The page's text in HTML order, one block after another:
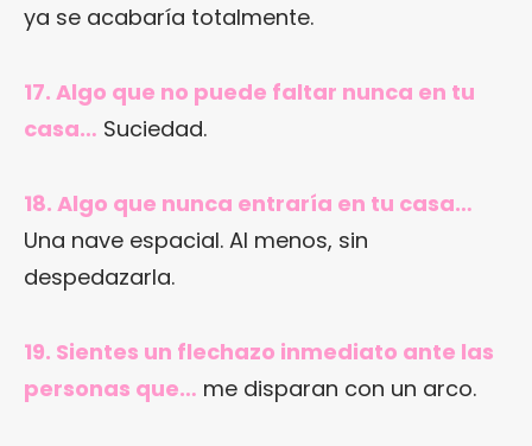
ya se acabaría totalmente.
17. Algo que no puede faltar nunca en tu
casa… Suciedad.
18. Algo que nunca entraría en tu casa…
Una nave espacial. Al menos, sin
despedazarla.
19. Sientes un flechazo inmediato ante las
personas que… me disparan con un arco.